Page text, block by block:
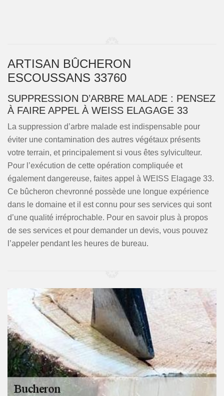
ARTISAN BÛCHERON
ESCOUSSANS 33760
SUPPRESSION D’ARBRE MALADE : PENSEZ
À FAIRE APPEL À WEISS ELAGAGE 33
La suppression d’arbre malade est indispensable pour
éviter une contamination des autres végétaux présents
votre terrain, et principalement si vous êtes sylviculteur.
Pour l’exécution de cette opération compliquée et
également dangereuse, faites appel à WEISS Elagage 33.
Ce bûcheron chevronné possède une longue expérience
dans le domaine et il est connu pour ses services qui sont
d’une qualité irréprochable. Pour en savoir plus à propos
de ses services et pour demander un devis, vous pouvez
l’appeler pendant les heures de bureau.